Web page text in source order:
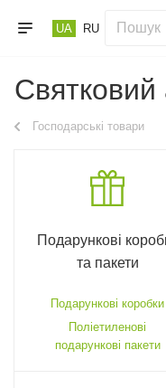
UA RU
Святковий
Господарські товари
Подарункові
та пакети
Подарункові коробки
Поліетиленові
подарункові пакети